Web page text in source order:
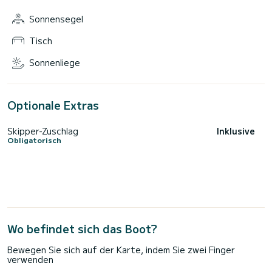
Sonnensegel
Tisch
Sonnenliege
Optionale Extras
Skipper-Zuschlag
Obligatorisch
Inklusive
Wo befindet sich das Boot?
Bewegen Sie sich auf der Karte, indem Sie zwei Finger
verwenden